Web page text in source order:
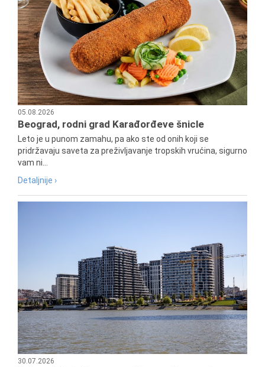
05.08.2026
Beograd, rodni grad Karađorđeve šnicle
Leto je u punom zamahu, pa ako ste od onih koji se
pridržavaju saveta za preživljavanje tropskih vrućina, sigurno
vam ni...
Detaljnije ›
30.07.2026